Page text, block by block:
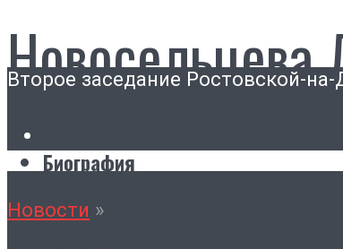
Новосельцева
Биография
Медиа
Второе заседание Ростовской-
Новости »